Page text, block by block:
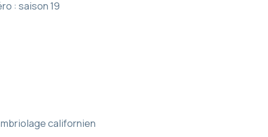
: saison 19
californien